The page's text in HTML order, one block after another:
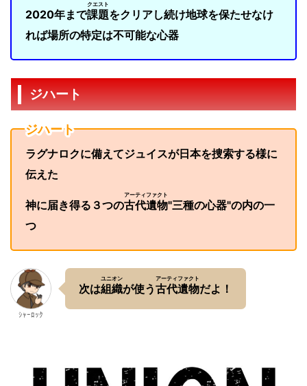
2020年まで課題
クエスト
をクリアし続け地球を保たせなけ
れば場所の特定は不可能な心器
ジハート
ジハート
ラグナロクに備えてジュイスが日本を捜索する様に
伝えた
神に届き得る３つの古代遺物
アーティファクト
"三種の心器"の内の一
つ
ｼｬｰﾛｯｸ
次は組織
ユニオン
が使う古代遺物
アーティファクト
だよ！